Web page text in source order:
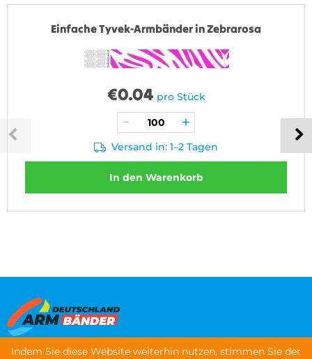
Einfache Tyvek-Armbänder in Zebrarosa
€0.04 pro Stück
Versand in: 1–2 Tagen
In den Warenkorb
Indem Sie diese Website weiterhin nutzen, stimmen Sie der